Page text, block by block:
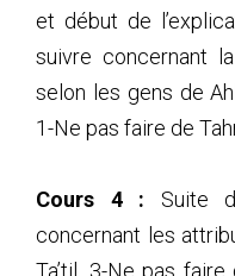
24
(24) Al-'Aqidah Al-
Hayiti_2007_02_11
25 (25) Al-'Aqidah Al-
Hayiti_2007_02_18
26 (26) Al-'Aqidah Al-
Hayiti_2007_02_25
Hayiti_2007_03_04
28 (28) Al-'Aqidah Al-
et début de
suivre concernant
selon les gens de
1-Ne pas faire de
Cours 4 : Suite
concernant les
Ta’til, 3-Ne pas